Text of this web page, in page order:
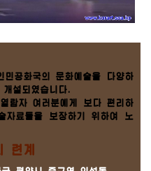
공화국의 문화예술을 다양하
설되였습니다.
람자 여러분에게 보다 편리하
자료들을 보장하기 위하여 노
련계